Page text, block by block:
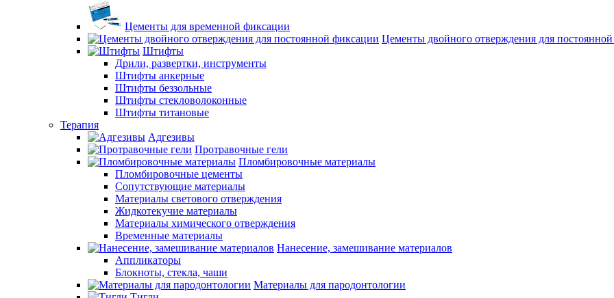
Цементы для временной фиксации
Цементы двойного отверждения для
Штифты
Дрили, развертки, инструменты
Штифты анкерные
Штифты беззольные
Штифты стекловолоконные
Штифты титановые
Терапия
Адгезивы
Протравочные гели
Пломбировочные материалы
Пломбировочные цементы
Сопутствующие материалы
Материалы светового отверждения
Жидкотекучие материалы
Материалы химического отверждения
Временные материалы
Нанесение, замешивание материалов
Аппликаторы
Блокноты, стекла, чаши
Материалы для пародонтологии